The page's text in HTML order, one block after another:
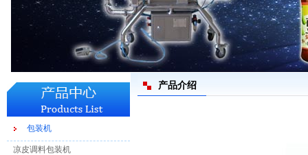
包装机
凉皮调料包装机
产品介绍